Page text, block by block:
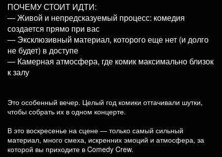
ПОЧЕМУ СТОИТ ИДТИ:
— Живой и непредсказуемый процесс: комедия
создается прямо при вас
— Эксклюзивный материал, которого еще нет (и долго
не будет) в доступе
— Камерная атмосфера, где комик максимально близок
к залу
Это особенный вечер. Целый год комики оттачивали шутки,
чтобы собрать их в одном концерте.
В это воскресенье на сцене — только самый сильный
материал, много смеха, искренних эмоций и атмосфера, за
которой вы приходите в Comedy Crew.